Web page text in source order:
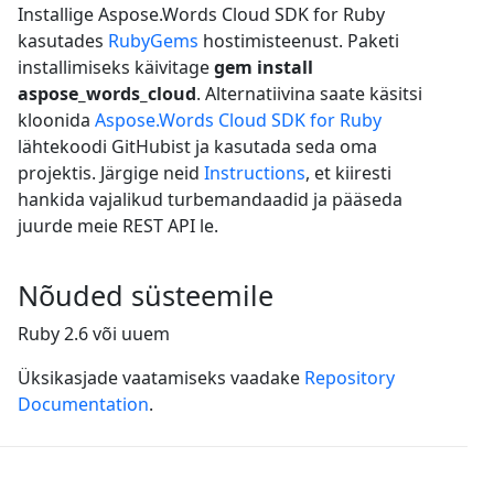
Installige Aspose.Words Cloud SDK for Ruby
kasutades RubyGems hostimisteenust. Paketi
installimiseks käivitagegem install
aspose_words_cloud. Alternatiivina saate käsitsi
kloonida Aspose.Words Cloud SDK for Ruby
lähtekoodi GitHubist ja kasutada seda oma
projektis. Järgige neid Instructions, et kiiresti
hankida vajalikud turbemandaadid ja pääseda
juurde meie REST API le.
Nõuded süsteemile
Ruby 2.6 või uuem
Üksikasjade vaatamiseks vaadake Repository
Documentation.